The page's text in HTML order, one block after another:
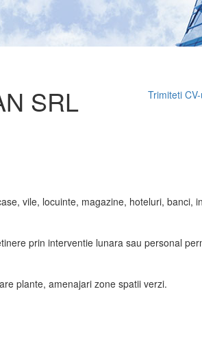
SRL Trimiteti
vile, locuinte, magazine, hoteluri, banci,
prin interventie lunara sau personal
plante, amenajari zone spatii verzi.